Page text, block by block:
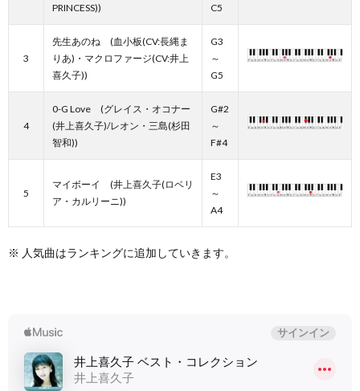
PRINCESS))
C5
3
先生あのね (血小板(CV:長縄ま
りあ)・マクロファージ(CV:井上
喜久子))
G3
～
G5
4
0-G Love (グレイス・オコナー
(井上喜久子)/レオン・三島(杉田
智和))
G#2
～
F#4
5
マイボーイ (井上喜久子(ロベリ
ア・カルリーニ))
E3
～
A4
※ 人気曲はランキングに追加していきます。